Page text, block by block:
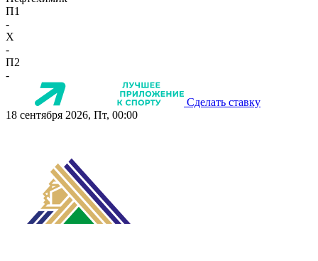
П1
-
X
-
П2
-
Сделать ставку
18 сентября 2026, Пт, 00:00